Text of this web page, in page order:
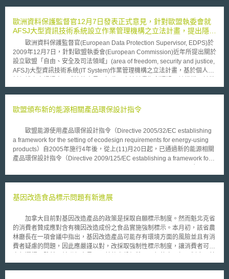
歐洲資料保護監督官12月7日發表正式意見，針對歐盟執委會就
AFSJ大型資訊技術系統設立作業管理機構之立法計畫，提出隱私
保護法律要求
歐洲資料保護監督官(European Data Protection Supervisor, EDPS)於
2009年12月7日，針對歐盟執委會(European Commission)近年所提出關於
設立歐盟「自由、安全及司法領域」(area of freedom, security and justice,
AFSJ)大型資訊技術系統(IT System)作業管理機構之立法計畫，基於個人資
擔負起包括「申根資訊系統」(Schengen Information System, SIS II)、「簽
(European Dactylographic System, Eurodac)及其他歐盟層級之大規模資訊
Peter Hustinx表示，由於前述各項系統之資料庫中均包含諸如護照內容、簽
證及指紋等大量敏感個人資料，因此儘管設立單一之作業管理機構，可以在
相當程度上釐清歐盟各部門職責歸屬及準據法適用之問題，但如此一機構欲
取得合法性，其活動範圍及相關責任即必須在立法中獲得明確界定，否則即
可能產生個人資料濫用(misuse of personal data)及資料庫「功能潛變」
立法計畫尚未符合個人資料保護要求。 此外，針對後續立法進程，
限於邊境檢查及難民與移民事務；執委會與該機構之關聯性與責任等重要問
資訊技術系統與資料庫歸入該機構管轄，顯然亦有商榷餘地。EDPS就此認
為，透過立法界定「大型資訊系統」之範圍，並且採取資料庫分次進入該管
理機構責任範圍之方式，應係日後執委會可以努力之方向。
歐盟頒布新的能源相關產品環保設計指令
歐盟能源使用產品環保設計指令（Directive 2005/32/EC establishing
a framework for the setting of ecodesign requirements for energy-using
products）自2005年施行4年後，從上(11)月20日起，已通過新的能源相關
產品環保設計指令（Directive 2009/125/EC establishing a framework for
新取代舊有指令。本新指令最主要特色，在於將環保設計適用範圍從「能源
執委會才公告指示清單，篩選出10種在2009-2011年優先執行環保設計措施
備、食品備製設備、工業和實驗室鍋爐、機床、網路連結、資料處理和資料
儲存設備、冷藏和冷凍設備、聲音和影像設備、變壓器及用水設備等，依歐
盟新指令規定，未來不只是使用到能源的產品，其他所有能有助節約能源之
產品，以及對末端使用者而言為獨立部分且其環保績效可獨立評估之服務，
皆屬新指令之適用範圍。例如，蓮蓬頭與其他衛浴設備、隔離材料與雙層玻
內公告優先執行之產品種類，而各會員國應於2010年11月20日前訂定國內
基因改造食品標示問題有新進展
加拿大目前對基因改造產品的政策是採取自願標示制度。然而魁北克省
的消費者贊成應對含有機因改造成份之食品實施強制標示。本月初，該省農
林廳長在一項會議中指出，基因改造產品可能存有環境方面的風險並且有消
費者疑慮的問題，因此應嚴謹以對，改採取強制性標示制度，讓消費者可以
長們 ( 大部分反對強制標示的立法 ) 同意繼續討論此議題。 此外，目前